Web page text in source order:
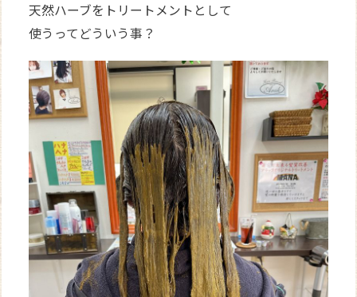
天然ハーブをトリートメントとして
使うってどういう事？